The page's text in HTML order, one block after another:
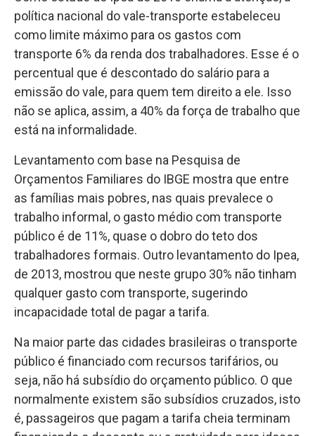
política nacional do vale-transporte estabeleceu
como limite máximo para os gastos com
transporte 6% da renda dos trabalhadores. Esse é o
percentual que é descontado do salário para a
emissão do vale, para quem tem direito a ele. Isso
não se aplica, assim, a 40% da força de trabalho que
está na informalidade.
Levantamento com base na Pesquisa de
Orçamentos Familiares do IBGE mostra que entre
as famílias mais pobres, nas quais prevalece o
trabalho informal, o gasto médio com transporte
público é de 11%, quase o dobro do teto dos
trabalhadores formais. Outro levantamento do Ipea,
de 2013, mostrou que neste grupo 30% não tinham
qualquer gasto com transporte, sugerindo
incapacidade total de pagar a tarifa.
Na maior parte das cidades brasileiras o transporte
público é financiado com recursos tarifários, ou
seja, não há subsídio do orçamento público. O que
normalmente existem são subsídios cruzados, isto
é, passageiros que pagam a tarifa cheia terminam